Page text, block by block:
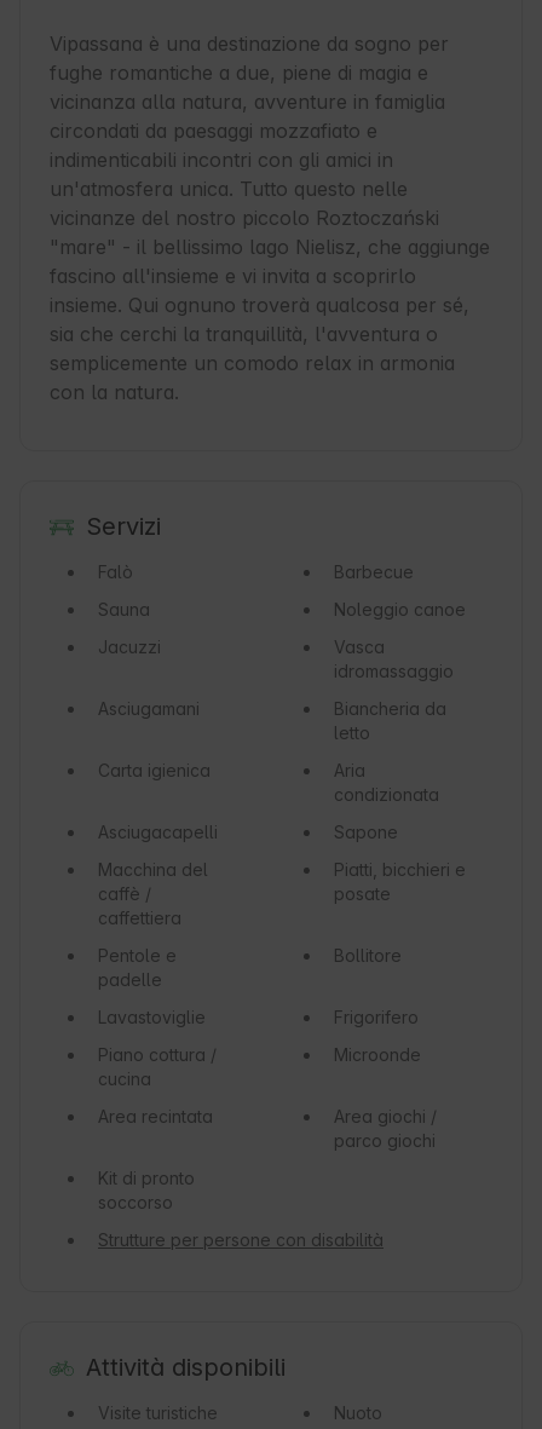
Vipassana è una destinazione da sogno per
fughe romantiche a due, piene di magia e
vicinanza alla natura, avventure in famiglia
circondati da paesaggi mozzafiato e
indimenticabili incontri con gli amici in
un'atmosfera unica. Tutto questo nelle
vicinanze del nostro piccolo Roztoczański
"mare" - il bellissimo lago Nielisz, che aggiunge
fascino all'insieme e vi invita a scoprirlo
insieme. Qui ognuno troverà qualcosa per sé,
sia che cerchi la tranquillità, l'avventura o
semplicemente un comodo relax in armonia
con la natura.
Servizi
Falò
Barbecue
Sauna
Noleggio canoe
Jacuzzi
Vasca
idromassaggio
Asciugamani
Biancheria da
letto
Carta igienica
Aria
condizionata
Asciugacapelli
Sapone
Macchina del
caffè /
caffettiera
Piatti, bicchieri e
posate
Pentole e
padelle
Bollitore
Lavastoviglie
Frigorifero
Piano cottura /
cucina
Microonde
Area recintata
Area giochi /
parco giochi
Kit di pronto
soccorso
Strutture per persone con disabilità
Attività disponibili
Visite turistiche Nuoto